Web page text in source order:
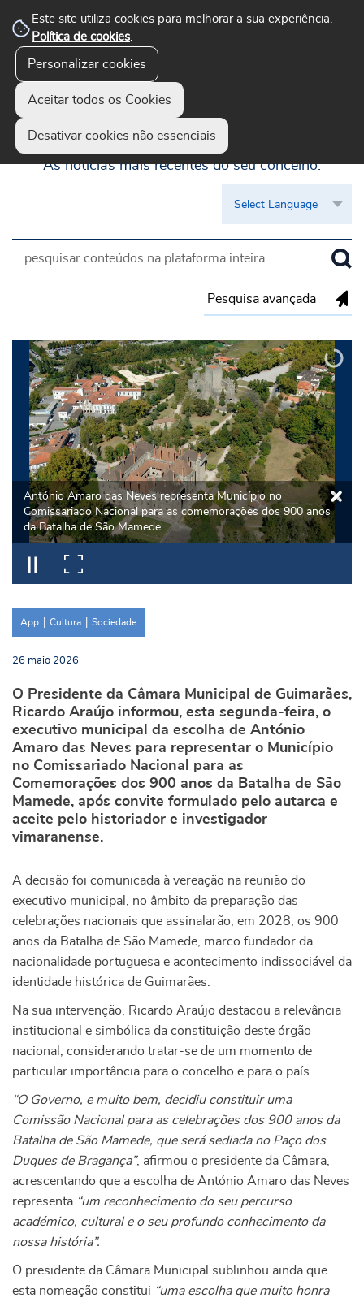
Este site utiliza cookies para melhorar a sua experiência.
Política de cookies.
Personalizar cookies
Aceitar todos os Cookies
Desativar cookies não essenciais
Pesquisa avançada
Guimarães Visível
As notícias mais recentes do seu concelho.
António Amaro das Neves representa Município no
Comissariado Nacional para as comemorações dos 900 anos
da Batalha de São Mamede
App Cultura Sociedade
26 maio 2026
O Presidente da Câmara Municipal de Guimarães,
Ricardo Araújo informou, esta segunda-feira, o
executivo municipal da escolha de António
Amaro das Neves para representar o Município
no Comissariado Nacional para as
Comemorações dos 900 anos da Batalha de São
Mamede, após convite formulado pelo autarca e
aceite pelo historiador e investigador
vimaranense.
A decisão foi comunicada à vereação na reunião do
executivo municipal, no âmbito da preparação das
celebrações nacionais que assinalarão, em 2028, os 900
anos da Batalha de São Mamede, marco fundador da
nacionalidade portuguesa e acontecimento indissociável da
identidade histórica de Guimarães.
Na sua intervenção, Ricardo Araújo destacou a relevância
institucional e simbólica da constituição deste órgão
nacional, considerando tratar-se de um momento de
particular importância para o concelho e para o país.
“O Governo, e muito bem, decidiu constituir uma
Comissão Nacional para as celebrações dos 900 anos da
Batalha de São Mamede, que será sediada no Paço dos
Duques de Bragança”, afirmou o presidente da Câmara,
acrescentando que a escolha de António Amaro das Neves
representa “um reconhecimento do seu percurso
académico, cultural e o seu profundo conhecimento da
nossa história”.
O presidente da Câmara Municipal sublinhou ainda que
esta nomeação constitui “uma escolha que muito honra